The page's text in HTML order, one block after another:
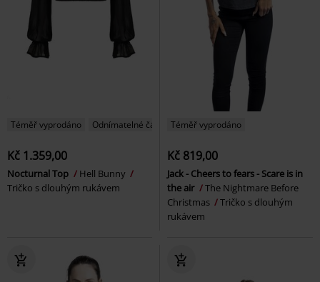
Téměř vyprodáno Odnímatelné části
Kč 1.359,00
Nocturnal Top
Hell Bunny
Tričko s dlouhým rukávem
Téměř vyprodáno
Kč 819,00
Jack - Cheers to fears - Scare is in
the air
The Nightmare Before
Christmas
Tričko s dlouhým
rukávem